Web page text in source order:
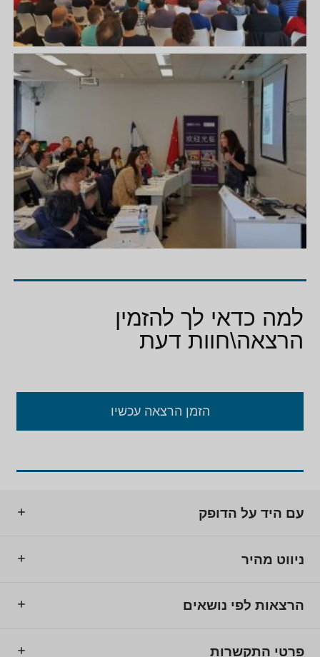
למה כדאי לך להזמין
הרצאה\חוות דעת
הזמן הרצאה עכשיו
עם היד על הדופק
ניווט מהיר
הרצאות לפי נושאים
פרטי התקשרות